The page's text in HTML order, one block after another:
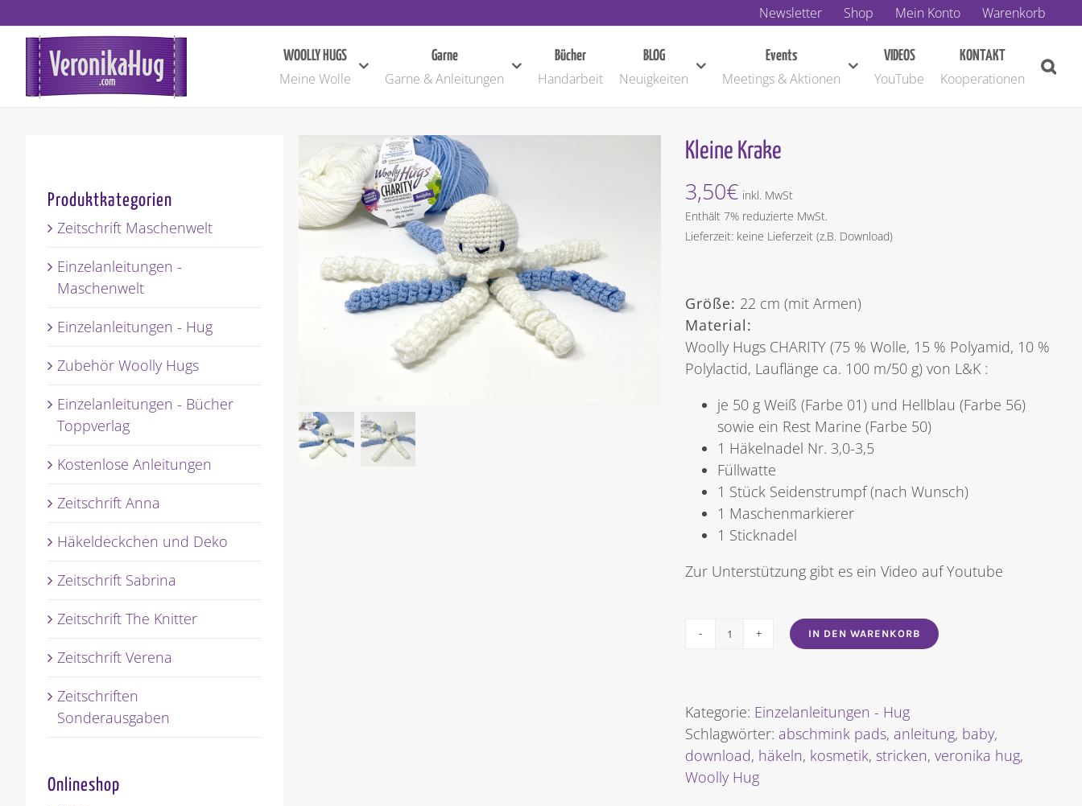
Inhalt
springen
Newsletter Shop Mein Konto Warenkorb
WOOLLY HUGS
Meine Wolle
Garne
Garne & Anleitungen
Bücher
Handarbeit
BLOG
Neuigkeiten
Events
Meetings & Aktionen
VIDEOS
YouTube
KONTAKT
Kooperationen
Kleine Krake
3,50€ inkl. MwSt
Enthält 7% reduzierte MwSt.
Lieferzeit: keine Lieferzeit (z.B. Download)
Größe: 22 cm (mit Armen)
Material:
Woolly Hugs CHARITY (75 % Wolle, 15 % Polyamid, 10 %
Polylactid, Lauflänge ca. 100 m/50 g) von L&K :
je 50 g Weiß (Farbe 01) und Hellblau (Farbe 56)
sowie ein Rest Marine (Farbe 50)
1 Häkelnadel Nr. 3,0-3,5
Füllwatte
1 Stück Seidenstrumpf (nach Wunsch)
1 Maschenmarkierer
1 Sticknadel
Zur Unterstützung gibt es ein Video auf Youtube
Kleine
Menge
IN DEN WARENKORB
Kategorie: Einzelanleitungen - Hug
Schlagwörter:abschmink pads,anleitung, baby,
download, häkeln, kosmetik, stricken,veronika hug,
Woolly Hug
Produktkategorien
Zeitschrift Maschenwelt
Einzelanleitungen -
Maschenwelt
Einzelanleitungen - Hug
Zubehör Woolly Hugs
Einzelanleitungen - Bücher
Toppverlag
Kostenlose Anleitungen
Zeitschrift Anna
Häkeldeckchen und Deko
Zeitschrift Sabrina
Zeitschrift The Knitter
Zeitschrift Verena
Zeitschriften
Sonderausgaben
Onlineshop